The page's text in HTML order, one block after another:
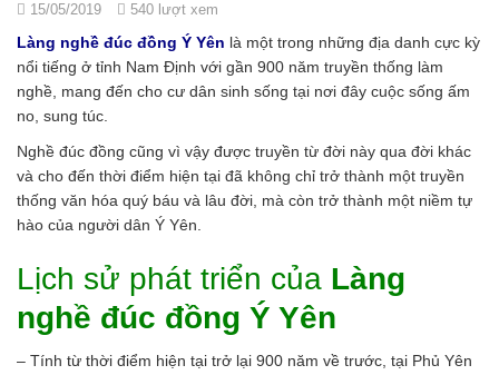
15/05/2019 540 lượt xem
Làng nghề đúc đồng Ý Yên là một trong những địa danh cực kỳ
nổi tiếng ở tỉnh Nam Định với gần 900 năm truyền thống làm
nghề, mang đến cho cư dân sinh sống tại nơi đây cuộc sống ấm
no, sung túc.
Nghề đúc đồng cũng vì vậy được truyền từ đời này qua đời khác
và cho đến thời điểm hiện tại đã không chỉ trở thành một truyền
thống văn hóa quý báu và lâu đời, mà còn trở thành một niềm tự
hào của người dân Ý Yên.
Lịch sử phát triển của Làng
nghề đúc đồng Ý Yên
– Tính từ thời điểm hiện tại trở lại 900 năm về trước, tại Phủ Yên